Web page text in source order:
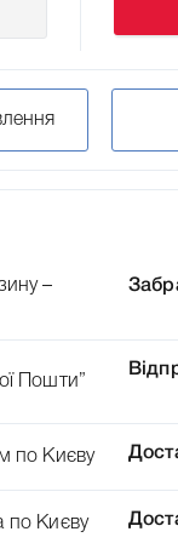
–
Пошти”
по Києву
по Києву